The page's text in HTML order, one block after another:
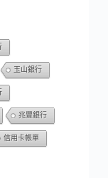
玉山銀行
兆豐銀行
信用卡帳單